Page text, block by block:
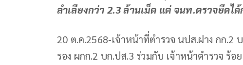
ลำเลียงกว่า 2.3 ล้านเม็ด แต่ จนท.ตรวจยึดไ
20 ต.ค.2568-เจ้าหน้าที่ตำรวจ นปส.ฝาง กก
รอง ผกก.2 บก.ปส.3 ร่วมกับ เจ้าหน้าตำรวจ ร้